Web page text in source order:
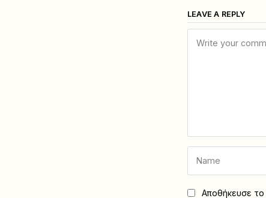
LEAVE A REPLY
Αποθήκευσε